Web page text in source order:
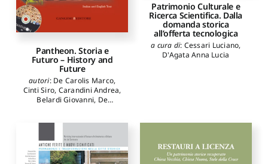
Pantheon. Storia e
Futuro – History and
Future
autori: De Carolis Marco,
Cinti Siro, Carandini Andrea,
Belardi Giovanni, De
Patrimonio Culturale e
Ricerca Scientifica. Dalla
domanda storica
all’offerta tecnologica
a cura di: Cessari Luciano,
D'Agata Anna Lucia